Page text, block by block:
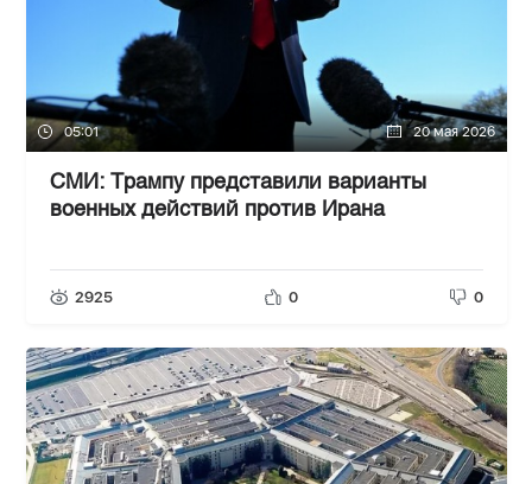
05:01 20 мая 2026
СМИ: Трампу представили варианты
военных действий против Ирана
2925 0 0